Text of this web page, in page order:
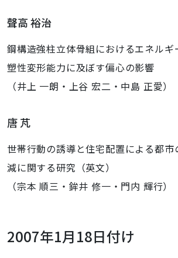
聲高 裕治
鋼構造強柱立体骨組におけるエネル
塑性変形能力に及ぼす偏心の影響
（井上 一朗・上谷 宏二・中島 正愛）
唐 芃
世帯行動の誘導と住宅配置による都市
減に関する研究（英文）
（宗本 順三・鉾井 修一・門内 輝行）
2007年1月18日付け